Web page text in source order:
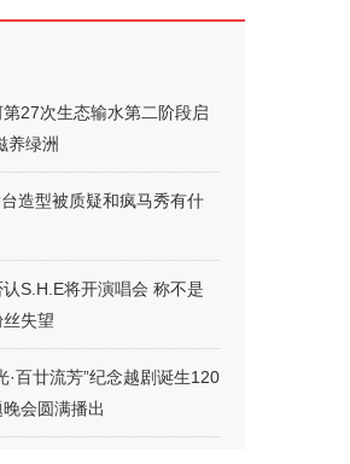
27次生态输水第二阶段启
养绿洲
造型被质疑和疯马秀有什
认S.H.E将开演唱会 称不是
失望
·百廿流芳”纪念越剧诞生120
会圆满播出